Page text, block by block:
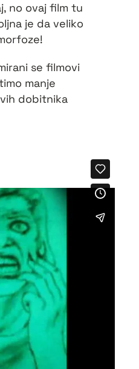
no ovaj film tu
je da veliko
se filmovi
manje
dobitnika